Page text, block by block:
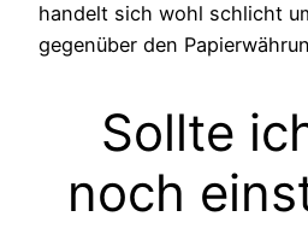
handelt sich wohl schlicht
gegenüber den
Sollte
noch